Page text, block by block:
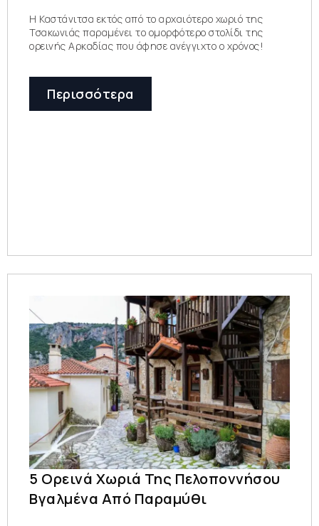
Η Καστάνιτσα εκτός από το αρχαιότερο χωριό της
Τσακωνιάς παραμένει το ομορφότερο στολίδι της
ορεινής Αρκαδίας που άφησε ανέγγιχτο ο χρόνος!
Περισσότερα
5 Ορεινά Χωριά Της Πελοποννήσου
Βγαλμένα Από Παραμύθι